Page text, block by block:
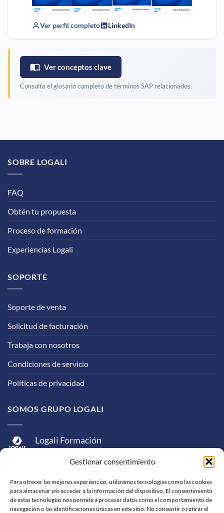
Gestionar consentimiento
Para ofrecer las mejores experiencias, utilizamos tecnologías como las cookies
para almacenar y/o acceder a la información del dispositivo. El consentimiento
de estas tecnologías nos permitirá procesar datos como el comportamiento de
navegación o las identificaciones únicas en este sitio. No consentir o retirar el
Ver perfil completo LinkedIn
Ver conceptos clave
Consulta el glosario completo de términos SAP relacionados.
SOBRE LOGALI
FAQ
Obtén tu propuesta
Proceso de formación
Experiencias Logali
SOPORTE
Soporte de venta
Solicitud de facturación
Trabaja con nosotros
Condiciones de servicio
Políticas de privacidad
SOMOS GRUPO LOGALI
Logali Formación
Logali Consultoría
Logali Ingeniería